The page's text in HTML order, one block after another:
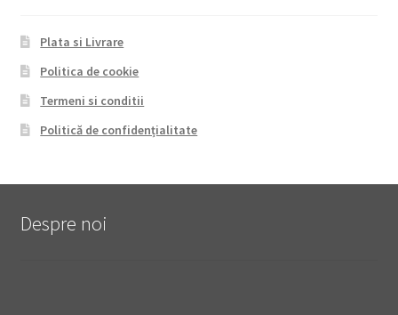
Plata si Livrare
Politica de cookie
Termeni si conditii
Politică de confidențialitate
Despre noi